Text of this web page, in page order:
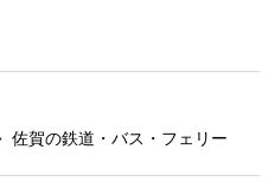
佐賀の鉄道・バス・フェリー